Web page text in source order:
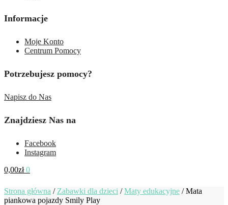
Informacje
Moje Konto
Centrum Pomocy
Potrzebujesz pomocy?
Napisz do Nas
Znajdziesz Nas na
Facebook
Instagram
0,00zł 0
Strona główna / Zabawki dla dzieci /Maty edukacyjne /Mata
piankowa pojazdy Smily Play